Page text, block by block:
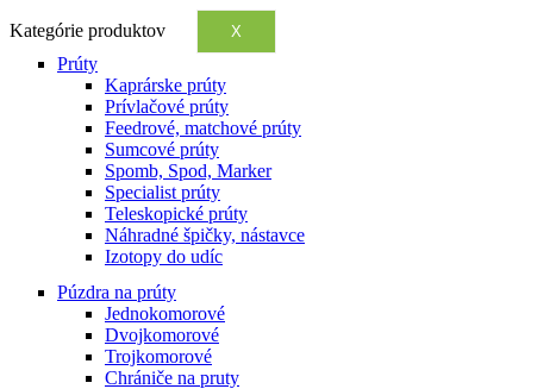
Kategórie produktov X
Prúty
Kaprárske prúty
Prívlačové prúty
Feedrové, matchové prúty
Sumcové prúty
Spomb, Spod, Marker
Specialist prúty
Teleskopické prúty
Náhradné špičky, nástavce
Izotopy do udíc
Púzdra na prúty
Jednokomorové
Dvojkomorové
Trojkomorové
Chrániče na pruty